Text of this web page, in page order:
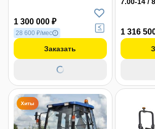
1 300 000 ₽
28 600 ₽/мес
Заказать
1 316
Хиты